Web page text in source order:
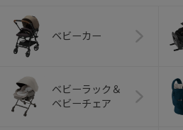
ベビーカー
ベビーラック＆
ベビーチェア